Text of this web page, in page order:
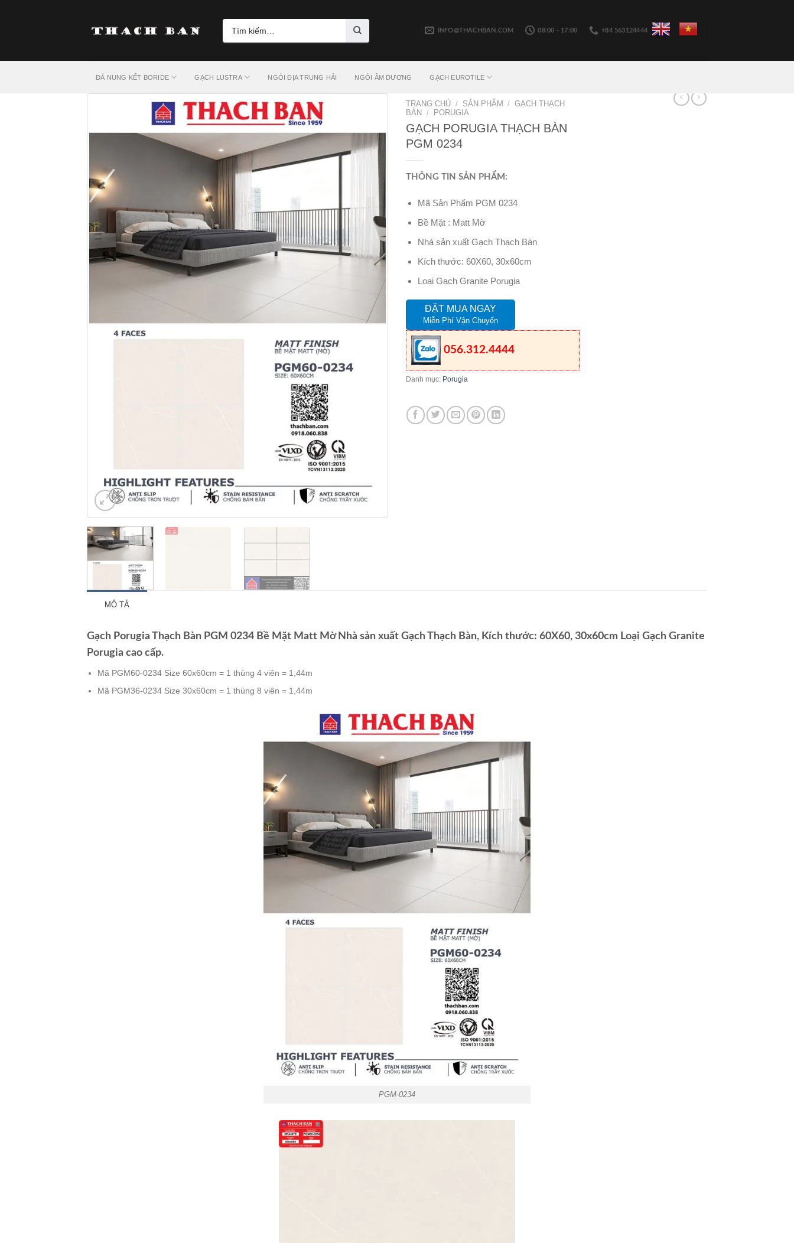
kiếm:
INFO@THACHBAN.COM 08:00 - 17:00 +84 563124444
ĐÁ NUNG KẾT BORIDE GẠCH LUSTRA NGÓI ĐỊA TRUNG HẢI NGÓI ÂM DƯƠNG GẠCH EUROTILE
TRANG CHỦ / SẢN PHẨM / GẠCH THẠCH
BÀN / PORUGIA
GẠCH PORUGIA THẠCH BÀN
PGM 0234
THÔNG TIN SẢN PHẨM:
Mã Sản Phẩm PGM 0234
Bề Mặt : Matt Mờ
Nhà sản xuất Gạch Thạch Bàn
Kích thước: 60X60, 30x60cm
Loại Gạch Granite Porugia
ĐẶT MUA NGAY
Miễn Phí Vận Chuyển
056.312.4444
Danh mục: Porugia
MÔ TẢ
Gạch Porugia Thạch Bàn PGM 0234 Bề Mặt Matt Mờ Nhà sản xuất Gạch Thạch Bàn, Kích thước: 60X60, 30x60cm Loại Gạch Granite
Porugia cao cấp.
Mã PGM60-0234 Size 60x60cm = 1 thùng 4 viên = 1,44m
Mã PGM36-0234 Size 30x60cm = 1 thùng 8 viên = 1,44m
PGM-0234